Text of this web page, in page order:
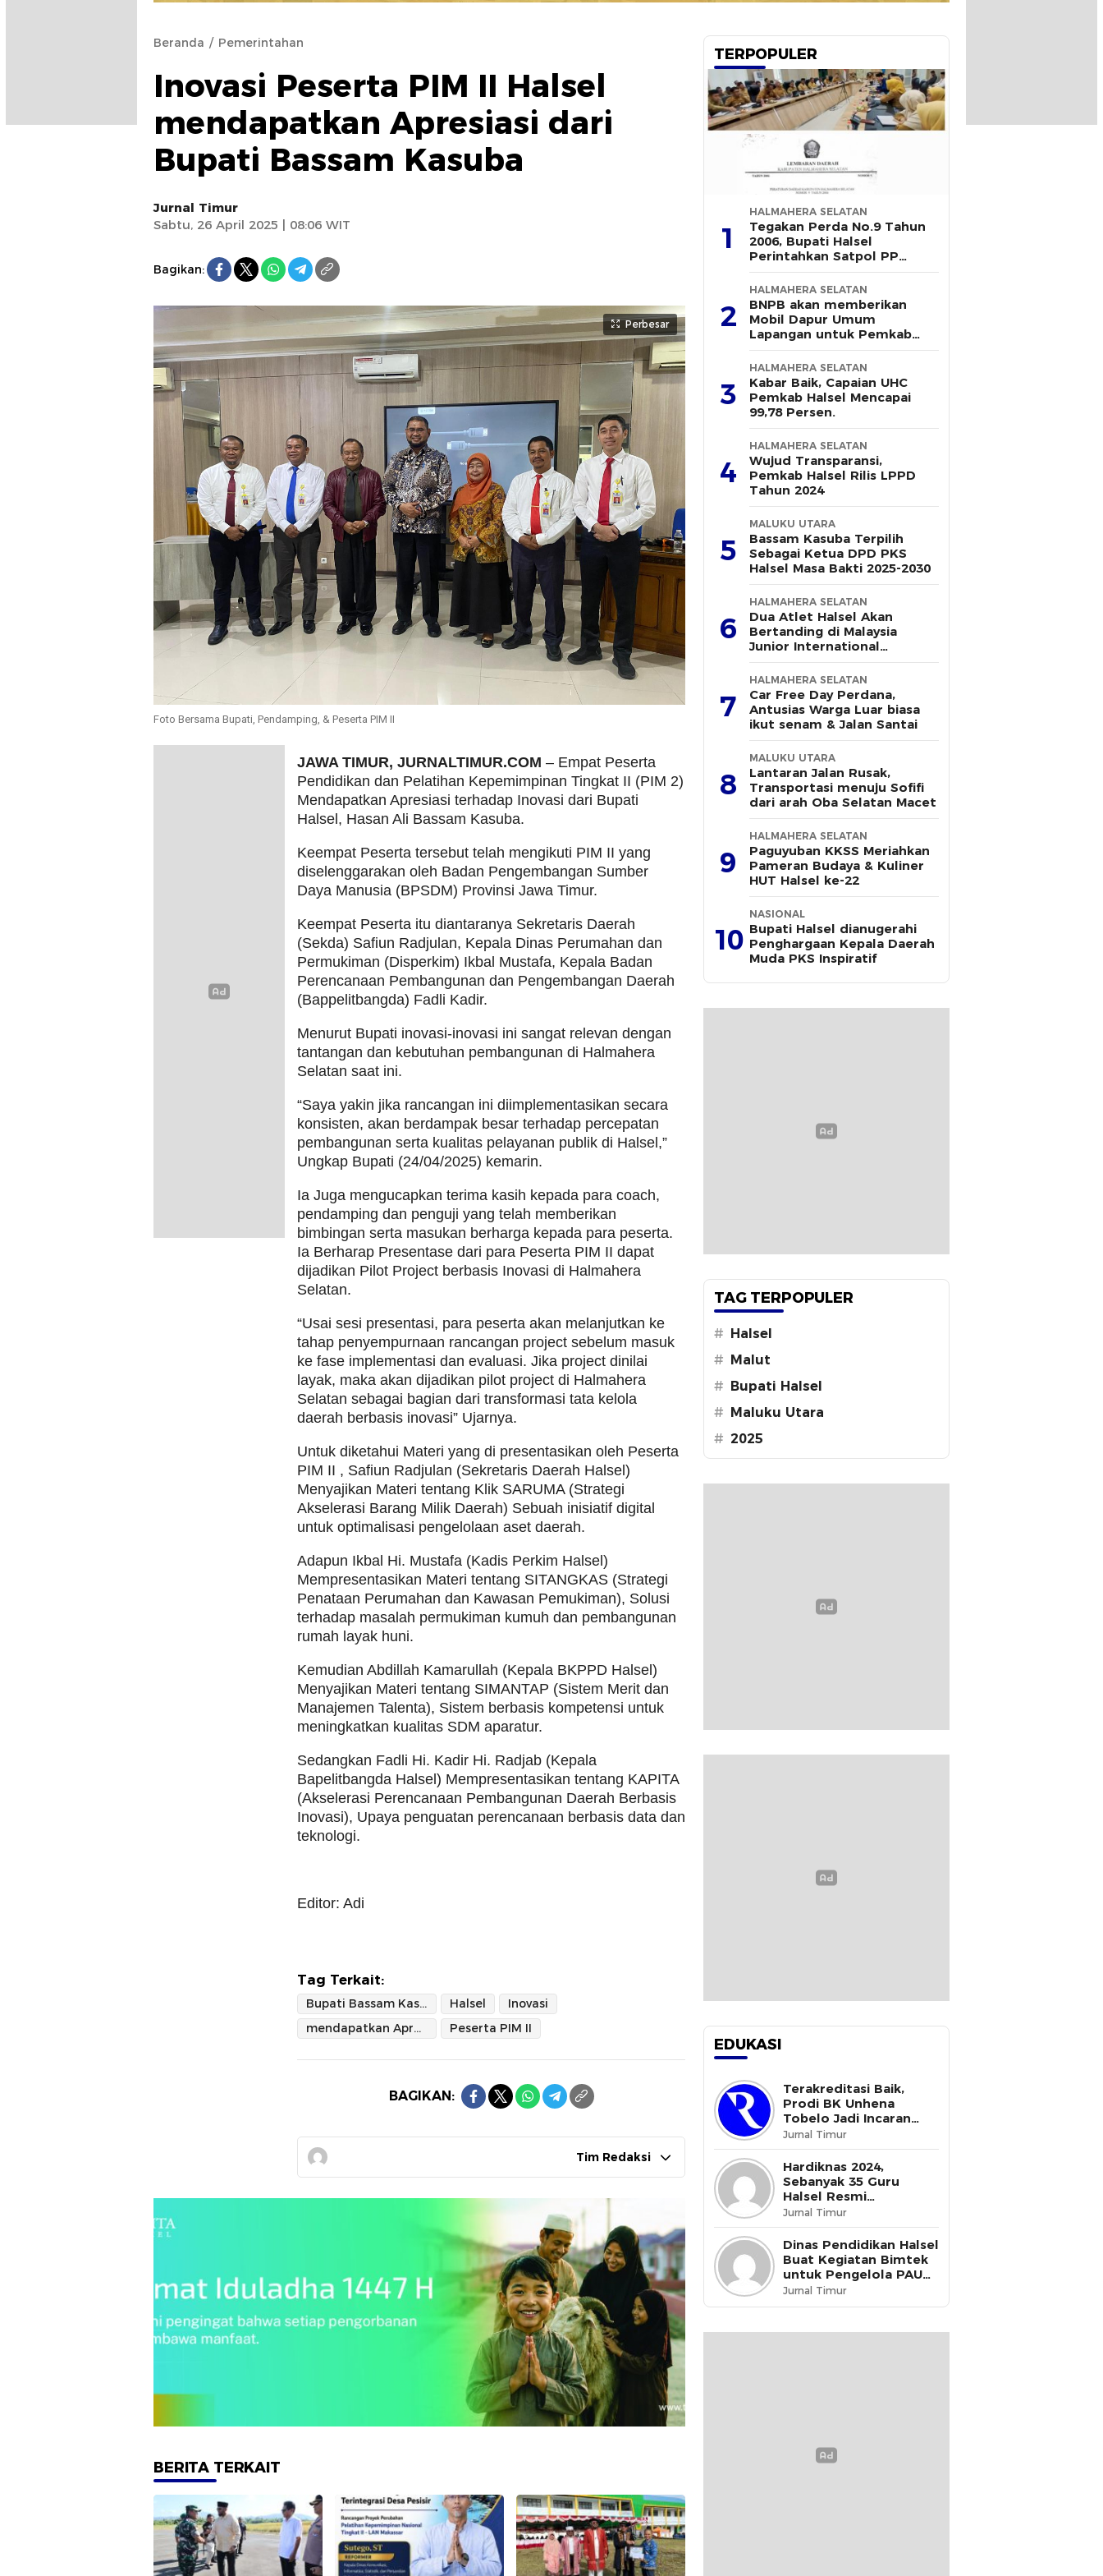
Beranda Pemerintahan
Inovasi Peserta PIM II Halsel
mendapatkan Apresiasi dari
Bupati Bassam Kasuba
Jurnal Timur
Sabtu, 26 April 2025 | 08:06 WIT
Bagikan:
Perbesar
Foto Bersama Bupati, Pendamping, & Peserta PIM II
JAWA TIMUR, JURNALTIMUR.COM – Empat Peserta
Pendidikan dan Pelatihan Kepemimpinan Tingkat II (PIM 2)
Mendapatkan Apresiasi terhadap Inovasi dari Bupati
Halsel, Hasan Ali Bassam Kasuba.
Keempat Peserta tersebut telah mengikuti PIM II yang
diselenggarakan oleh Badan Pengembangan Sumber
Daya Manusia (BPSDM) Provinsi Jawa Timur.
Keempat Peserta itu diantaranya Sekretaris Daerah
(Sekda) Safiun Radjulan, Kepala Dinas Perumahan dan
Permukiman (Disperkim) Ikbal Mustafa, Kepala Badan
Perencanaan Pembangunan dan Pengembangan Daerah
(Bappelitbangda) Fadli Kadir.
Menurut Bupati inovasi-inovasi ini sangat relevan dengan
tantangan dan kebutuhan pembangunan di Halmahera
Selatan saat ini.
“Saya yakin jika rancangan ini diimplementasikan secara
konsisten, akan berdampak besar terhadap percepatan
pembangunan serta kualitas pelayanan publik di Halsel,”
Ungkap Bupati (24/04/2025) kemarin.
Ia Juga mengucapkan terima kasih kepada para coach,
pendamping dan penguji yang telah memberikan
bimbingan serta masukan berharga kepada para peserta.
Ia Berharap Presentase dari para Peserta PIM II dapat
dijadikan Pilot Project berbasis Inovasi di Halmahera
Selatan.
“Usai sesi presentasi, para peserta akan melanjutkan ke
tahap penyempurnaan rancangan project sebelum masuk
ke fase implementasi dan evaluasi. Jika project dinilai
layak, maka akan dijadikan pilot project di Halmahera
Selatan sebagai bagian dari transformasi tata kelola
daerah berbasis inovasi” Ujarnya.
Untuk diketahui Materi yang di presentasikan oleh Peserta
PIM II , Safiun Radjulan (Sekretaris Daerah Halsel)
Menyajikan Materi tentang Klik SARUMA (Strategi
Akselerasi Barang Milik Daerah) Sebuah inisiatif digital
untuk optimalisasi pengelolaan aset daerah.
Adapun Ikbal Hi. Mustafa (Kadis Perkim Halsel)
Mempresentasikan Materi tentang SITANGKAS (Strategi
Penataan Perumahan dan Kawasan Pemukiman), Solusi
terhadap masalah permukiman kumuh dan pembangunan
rumah layak huni.
Kemudian Abdillah Kamarullah (Kepala BKPPD Halsel)
Menyajikan Materi tentang SIMANTAP (Sistem Merit dan
Manajemen Talenta), Sistem berbasis kompetensi untuk
meningkatkan kualitas SDM aparatur.
Sedangkan Fadli Hi. Kadir Hi. Radjab (Kepala
Bapelitbangda Halsel) Mempresentasikan tentang KAPITA
(Akselerasi Perencanaan Pembangunan Daerah Berbasis
Inovasi), Upaya penguatan perencanaan berbasis data dan
teknologi.
Editor: Adi
Tag Terkait:
Bupati Bassam Kasuba Halsel
Inovasi
mendapatkan Apresiasi
Peserta PIM II
BAGIKAN:
Tim Redaksi
BERITA TERKAIT
TERPOPULER
1
HALMAHERA SELATAN
Tegakan Perda No.9 Tahun
2006, Bupati Halsel
Perintahkan Satpol PP
Terus Gelar Razia
2
HALMAHERA SELATAN
BNPB akan memberikan
Mobil Dapur Umum
Lapangan untuk Pemkab
Halsel
3
HALMAHERA SELATAN
Kabar Baik, Capaian UHC
Pemkab Halsel Mencapai
99,78 Persen.
4
HALMAHERA SELATAN
Wujud Transparansi,
Pemkab Halsel Rilis LPPD
Tahun 2024
5
MALUKU UTARA
Bassam Kasuba Terpilih
Sebagai Ketua DPD PKS
Halsel Masa Bakti 2025-2030
6
HALMAHERA SELATAN
Dua Atlet Halsel Akan
Bertanding di Malaysia
Junior International
Challange 2025, Berikut
Dukungan Pemerintah
Daerah
7
HALMAHERA SELATAN
Car Free Day Perdana,
Antusias Warga Luar biasa
ikut senam & Jalan Santai
8
MALUKU UTARA
Lantaran Jalan Rusak,
Transportasi menuju Sofifi
dari arah Oba Selatan Macet
9
HALMAHERA SELATAN
Paguyuban KKSS Meriahkan
Pameran Budaya & Kuliner
HUT Halsel ke-22
10
NASIONAL
Bupati Halsel dianugerahi
Penghargaan Kepala Daerah
Muda PKS Inspiratif
TAG TERPOPULER
#
Halsel
#
Malut
#
Bupati Halsel
#
Maluku Utara
# 2025
EDUKASI
Terakreditasi Baik,
Prodi BK Unhena
Tobelo Jadi Incaran
Mahasiswa Baru
Jurnal Timur
Hardiknas 2024,
Sebanyak 35 Guru
Halsel Resmi
dikukuhkan menjadi
Guru Penggerak
Jurnal Timur
Dinas Pendidikan Halsel
Buat Kegiatan Bimtek
untuk Pengelola PAUD
& PKBM
Jurnal Timur